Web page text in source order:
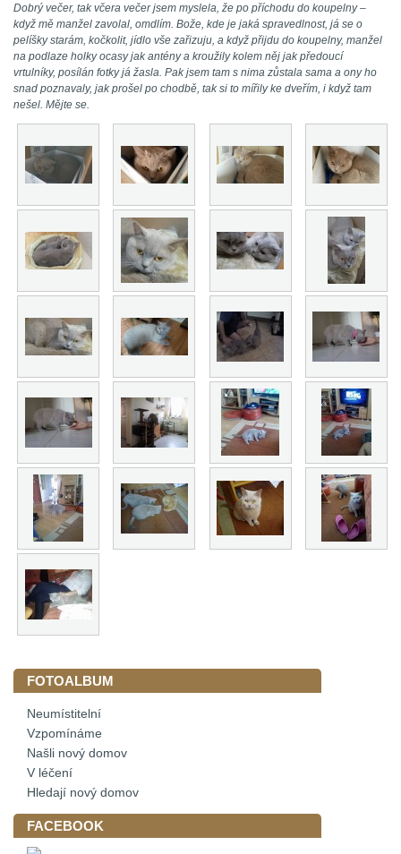
Dobrý večer, tak včera večer jsem myslela, že po příchodu do koupelny –
když mě manžel zavolal, omdlím. Bože, kde je jaká spravedlnost, já se o
pelíšky starám, kočkolit, jídlo vše zařizuju, a když přijdu do koupelny, manžel
na podlaze holky ocasy jak antény a kroužily kolem něj jak předoucí
vrtulníky, posílán fotky já žasla. Pak jsem tam s nima zůstala sama a ony ho
snad poznavaly, jak prošel po chodbě, tak si to mířily ke dveřím, i když tam
nešel. Mějte se.
FOTOALBUM
Neumístitelní
Vzpomínáme
Našli nový domov
V léčení
Hledají nový domov
FACEBOOK